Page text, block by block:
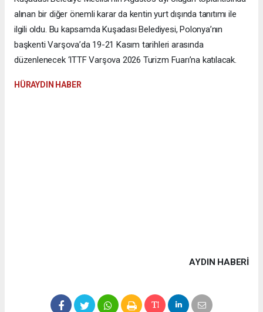
alınan bir diğer önemli karar da kentin yurt dışında tanıtımı ile
ilgili oldu. Bu kapsamda Kuşadası Belediyesi, Polonya’nın
başkenti Varşova’da 19-21 Kasım tarihleri arasında
düzenlenecek ‘ITTF Varşova 2026 Turizm Fuarı’na katılacak.
HÜRAYDIN HABER
AYDIN HABERİ